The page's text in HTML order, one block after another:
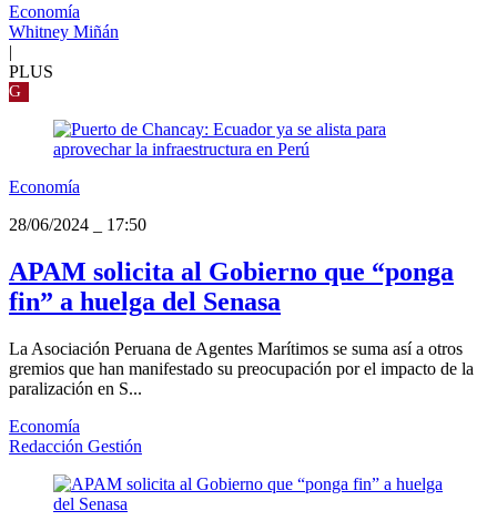
Economía
Whitney Miñán
|
PLUS
G
Economía
28/06/2024
17:50
APAM solicita al Gobierno que “ponga
fin” a huelga del Senasa
La Asociación Peruana de Agentes Marítimos se suma así a otros
gremios que han manifestado su preocupación por el impacto de la
paralización en S...
Economía
Redacción Gestión